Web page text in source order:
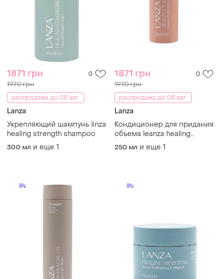
1871 грн 0
1970 грн
распродажа до 08 авг.
Lanza
Укрепляющий шампунь linza
healing strength shampoo
300 мл и еще 1
1871 грн 0
1970 грн
распродажа до 08 авг.
Lanza
Кондиционер для придания
объема leanza healing
volume conditioner
250 мл и еще 1